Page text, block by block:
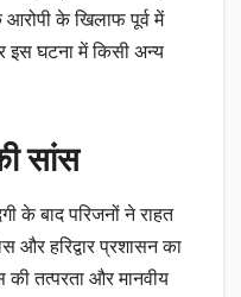
के खिलाफ पूर्व में
इस घटना में किसी अन्य
सांस
के बाद परिजनों ने राहत
और हरिद्वार प्रशासन का
तत्परता और मानवीय